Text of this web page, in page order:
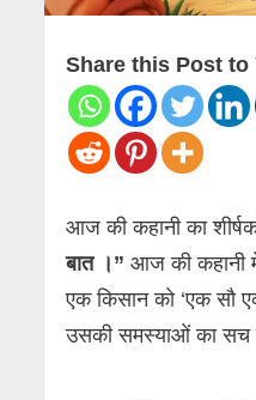
Share this Post to
आज की कहानी का
बात ।” आज की कहानी
एक किसान को ‘एक सौ
उसकी समस्याओं का सच